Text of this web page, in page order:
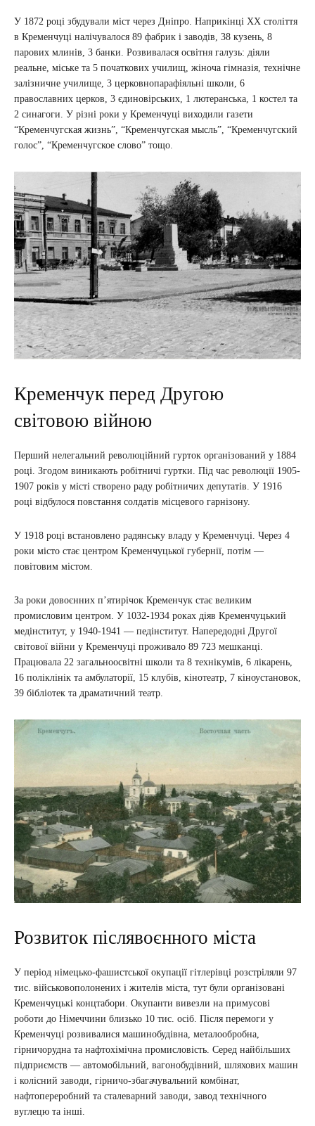
У 1872 році збудували міст через Дніпро. Наприкінці ХХ століття
в Кременчуці налічувалося 89 фабрик і заводів, 38 кузень, 8
парових млинів, 3 банки. Розвивалася освітня галузь: діяли
реальне, міське та 5 початкових училищ, жіноча гімназія, технічне
залізничне училище, 3 церковнопарафіяльні школи, 6
православних церков, 3 єдиновірських, 1 лютеранська, 1 костел та
2 синагоги. У різні роки у Кременчуці виходили газети
“Кременчугская жизнь”, “Кременчугская мысль”, “Кременчугский
голос”, “Кременчугское слово” тощо.
Кременчук перед Другою
світовою війною
Перший нелегальний революційний гурток організований у 1884
році. Згодом виникають робітничі гуртки. Під час революції 1905-
1907 років у місті створено раду робітничих депутатів. У 1916
році відбулося повстання солдатів місцевого гарнізону.
У 1918 році встановлено радянську владу у Кременчуці. Через 4
роки місто стає центром Кременчуцької губернії, потім —
повітовим містом.
За роки довоєнних п’ятирічок Кременчук стає великим
промисловим центром. У 1032-1934 роках діяв Кременчуцький
медінститут, у 1940-1941 — педінститут. Напередодні Другої
світової війни у Кременчуці проживало 89 723 мешканці.
Працювала 22 загальноосвітні школи та 8 технікумів, 6 лікарень,
16 поліклінік та амбулаторії, 15 клубів, кінотеатр, 7 кіноустановок,
39 бібліотек та драматичний театр.
Розвиток післявоєнного міста
У період німецько-фашистської окупації гітлерівці розстріляли 97
тис. військовополонених і жителів міста, тут були організовані
Кременчуцькі концтабори. Окупанти вивезли на примусові
роботи до Німеччини близько 10 тис. осіб. Після перемоги у
Кременчуці розвивалися машинобудівна, металообробна,
гірничорудна та нафтохімічна промисловість. Серед найбільших
підприємств — автомобільний, вагонобудівний, шляхових машин
і колісний заводи, гірничо-збагачувальний комбінат,
нафтопереробний та сталеварний заводи, завод технічного
вуглецю та інші.